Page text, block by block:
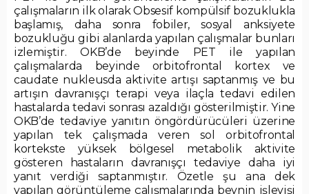
çalışmaların ilk olarak Obsesif kompülsif bozuklukla
başlamış, daha sonra fobiler, sosyal anksiyete
bozukluğu gibi alanlarda yapılan çalışmalar bunları
izlemiştir. OKB’de beyinde PET ile yapılan
çalışmalarda beyinde orbitofrontal kortex ve
caudate nukleusda aktivite artışı saptanmış ve bu
artışın davranışçı terapi veya ilaçla tedavi edilen
hastalarda tedavi sonrası azaldığı gösterilmiştir. Yine
OKB’de tedaviye yanıtın öngördürücüleri üzerine
yapılan tek çalışmada veren sol orbitofrontal
kortekste yüksek bölgesel metabolik aktivite
gösteren hastaların davranışçı tedaviye daha iyi
yanıt verdiği saptanmıştır. Özetle şu ana dek
yapılan görüntüleme çalışmalarında beynin işleyişi